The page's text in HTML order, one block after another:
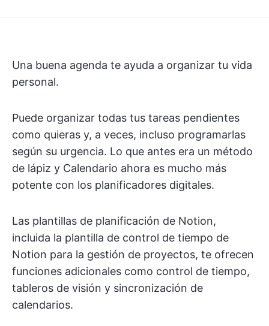
Una buena agenda te ayuda a organizar tu vida
personal.
Puede organizar todas tus tareas pendientes
como quieras y, a veces, incluso programarlas
según su urgencia. Lo que antes era un método
de lápiz y Calendario ahora es mucho más
potente con los planificadores digitales.
Las plantillas de planificación de Notion,
incluida la plantilla de control de tiempo de
Notion para la gestión de proyectos, te ofrecen
funciones adicionales como control de tiempo,
tableros de visión y sincronización de
calendarios.